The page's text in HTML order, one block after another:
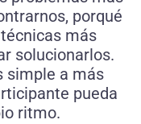
porqué
más
solucionarlos.
simple a más
pueda
ritmo.